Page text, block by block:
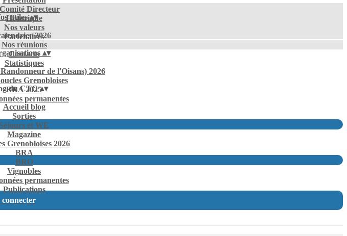
Directeur
Historique
Nos valeurs
Partenaires
utiles▴▾
2026
Nos réunions
Contacts
Statistiques
▴▾
de l'Oisans) 2026
Grenobloises
BRA 2025
permanentes
du CTG▴▾
Accueil blog
Sorties
Séjours et WE
Magazine
Grenobloises 2026
BRA
BRO
Vignobles
permanentes
Publications
connecter